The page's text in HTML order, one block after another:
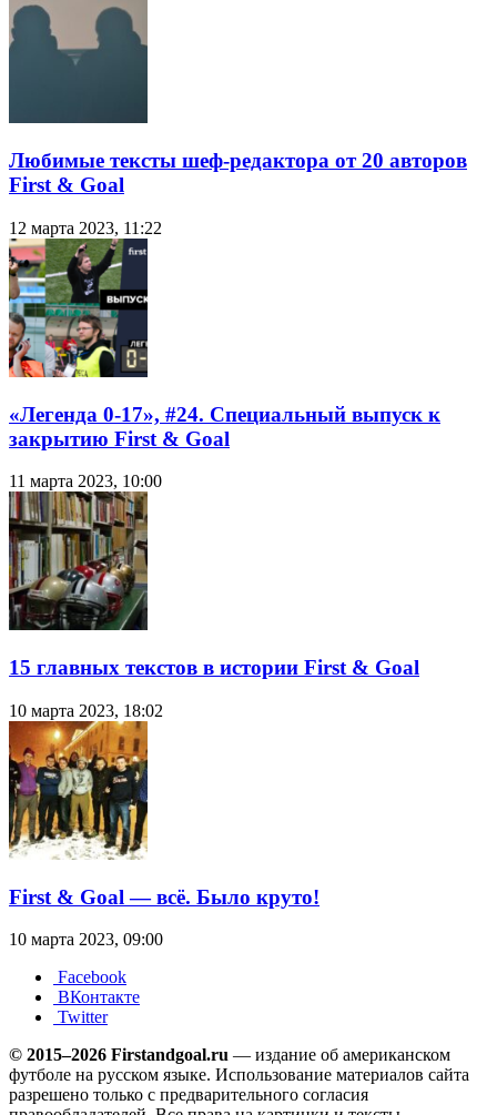
Любимые тексты шеф-редактора от 20 авторов
First & Goal
12 марта 2023, 11:22
«Легенда 0-17», #24. Специальный выпуск к
закрытию First & Goal
11 марта 2023, 10:00
15 главных текстов в истории First & Goal
10 марта 2023, 18:02
First & Goal — всё. Было круто!
10 марта 2023, 09:00
Facebook
ВКонтакте
Twitter
© 2015–2026 Firstandgoal.ru — издание об американском
футболе на русском языке. Использование материалов cайта
разрешено только с предварительного согласия